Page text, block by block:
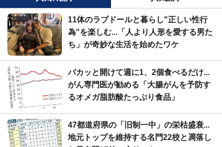
11体のラブドールと暮らし"正しい性行
為"を楽しむ...「人より人形を愛する男た
ち」が奇妙な生活を始めたワケ
パカッと開けて週に1、2個食べるだけ...
がん専門医が勧める「大腸がんを予防す
るオメガ脂肪酸たっぷり食品」
47都道府県の「旧制一中」の栄枯盛衰...
地元トップを維持する名門22校と凋落し